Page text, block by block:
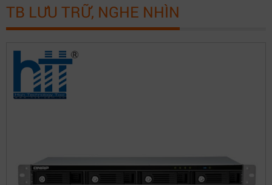
TB LƯU TRỮ, NGHE NHÌN